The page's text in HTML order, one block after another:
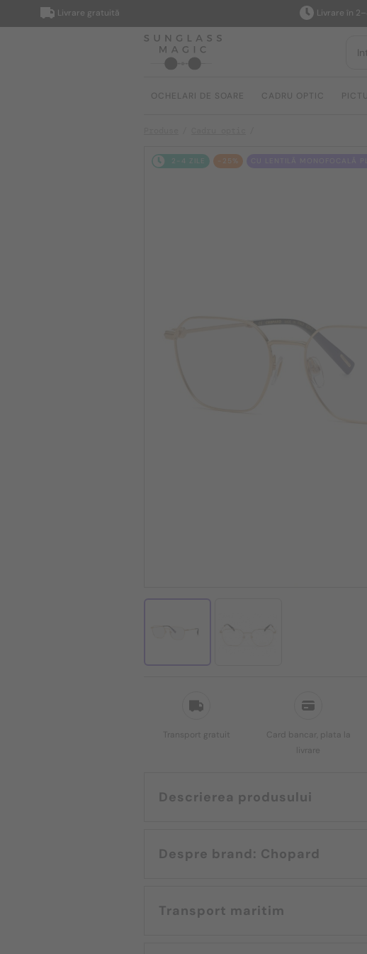
Livrare gratuită Livrare în 2–4 zile
OCHELARI DE SOARE CADRU OPTIC
2-4 ZILE -25%
Transport gratuit
Card bancar, plata la
livrare
Descrierea produsului
Despre brand: Chopard
Transport maritim